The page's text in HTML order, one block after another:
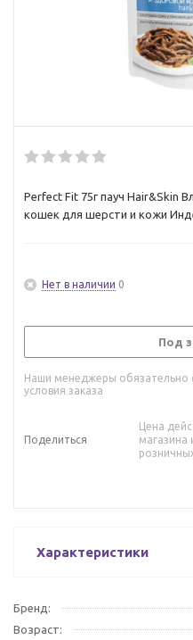
Perfect Fit 75г пауч Hair&Skin
кошек для шерсти и кожи
Нет в наличии 0
Под
Наши менеджеры обязательно
условия заказа
Поделиться
Цена
магазина
Характеристики
Бренд:
Возраст: